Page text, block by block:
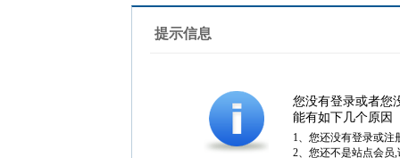
提示信息
您没有登录或者您
能有如下几个原因
1、您还没有登录或注
2、您还不是站点会员